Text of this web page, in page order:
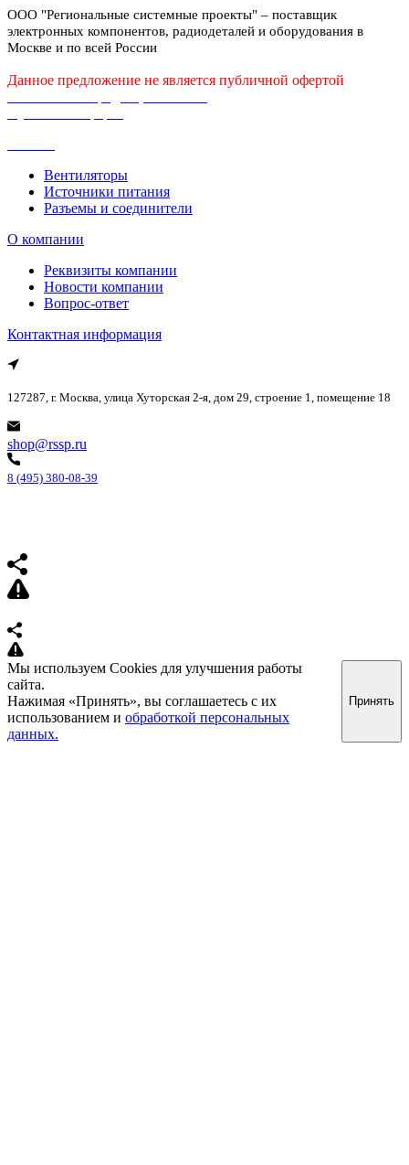
ООО "Региональные системные проекты" – поставщик
электронных компонентов, радиодеталей и оборудования в
Москве и по всей России
Данное предложение не является публичной офертой
Вентиляторы
Источники питания
Разъемы и соединители
О компании
Реквизиты компании
Новости компании
Вопрос-ответ
Контактная информация
127287, г. Москва, улица Хуторская 2-я, дом 29, строение 1, помещение 18
shop@rssp.ru
8 (495) 380-08-39
Мы используем Cookies для улучшения работы
сайта.
Нажимая «Принять», вы соглашаетесь с их
использованием и обработкой персональных
данных.
Принять